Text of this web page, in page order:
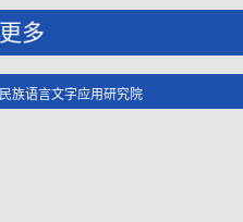
多
族语言文字应用研究院